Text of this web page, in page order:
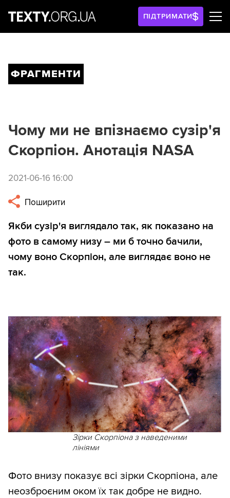
ПІДТРИМАТИ
ФРАГМЕНТИ
Чому ми не впізнаємо сузір'я
Скорпіон. Анотація NASA
2021-06-16 16:00
Поширити
Якби сузір'я виглядало так, як показано на
фото в самому низу – ми б точно бачили,
чому воно Скорпіон, але виглядає воно не
так.
Зірки Скорпіона з наведеними
лініями
Фото внизу показує всі зірки Скорпіона, але
неозброєним оком їх так добре не видно.